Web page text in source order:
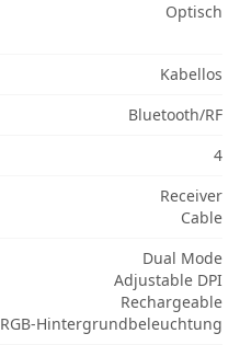
Optisch
Kabellos
Bluetooth/RF
4
Receiver
Cable
Dual Mode
Adjustable DPI
Rechargeable
RGB-Hintergrundbeleuchtung